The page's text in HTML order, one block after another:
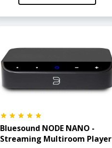
Bluesound NODE NANO -
Streaming Multiroom Player